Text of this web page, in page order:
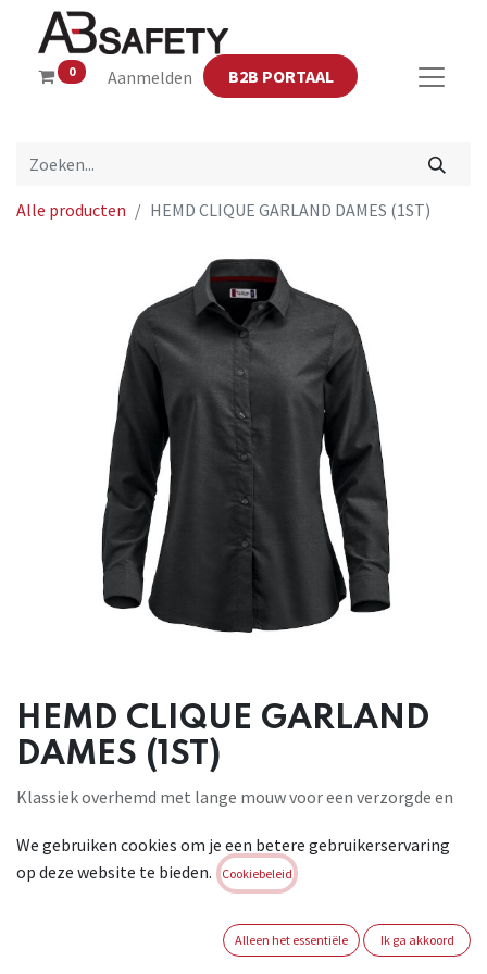
0 Aanmelden B2B PORTAAL
Alle producten HEMD CLIQUE GARLAND DAMES (1ST)
HEMD CLIQUE GARLAND
DAMES (1ST)
Klassiek overhemd met lange mouw voor een verzorgde en
katoen met een Easy Care finish zodat het overhemd
gemakkelijk gestreken kan worden. Verder is het overhemd
Materiaal : 100% katoen . Gewicht : 130g/m2
We gebruiken cookies om je een betere gebruikerservaring
op deze website te bieden.
Cookiebeleid
Alleen het essentiële Ik ga akkoord